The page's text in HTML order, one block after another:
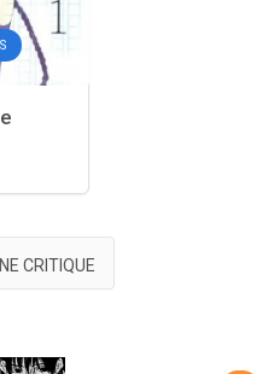
CRITIQUE